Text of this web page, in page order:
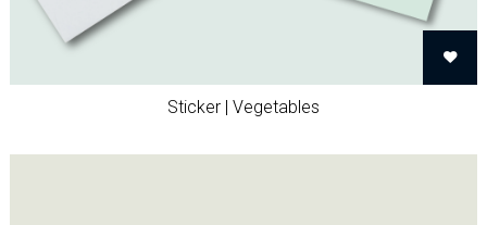
Sticker | Vegetables